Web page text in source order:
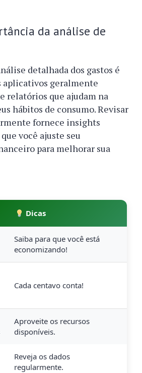
da análise de
detalhada dos gastos é
aplicativos geralmente
relatórios que ajudam na
hábitos de consumo. Revisar
fornece insights
você ajuste seu
para melhorar sua
Dicas
Saiba para que você está
economizando!
Cada centavo conta!
Aproveite os recursos
disponíveis.
Reveja os dados
regularmente.